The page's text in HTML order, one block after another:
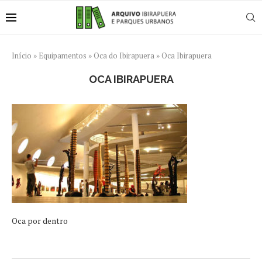
Início » Equipamentos » Oca do Ibirapuera » Oca Ibirapuera
OCA IBIRAPUERA
Oca por dentro